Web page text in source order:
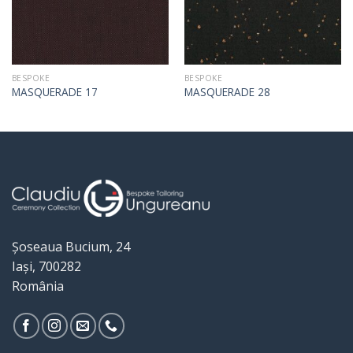
BESPOKE
MASQUERADE 17
BESPOKE
MASQUERADE 28
Șoseaua Bucium, 24
Iași, 700282
România